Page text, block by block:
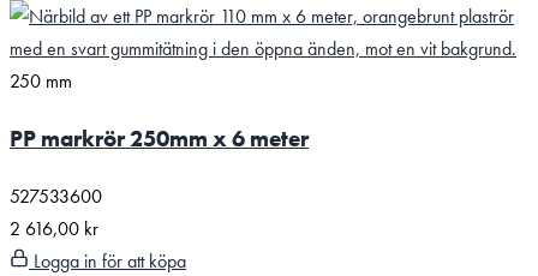
250 mm
PP markrör 250mm x 6 meter
527533600
2 616,00 kr
Logga in för att köpa